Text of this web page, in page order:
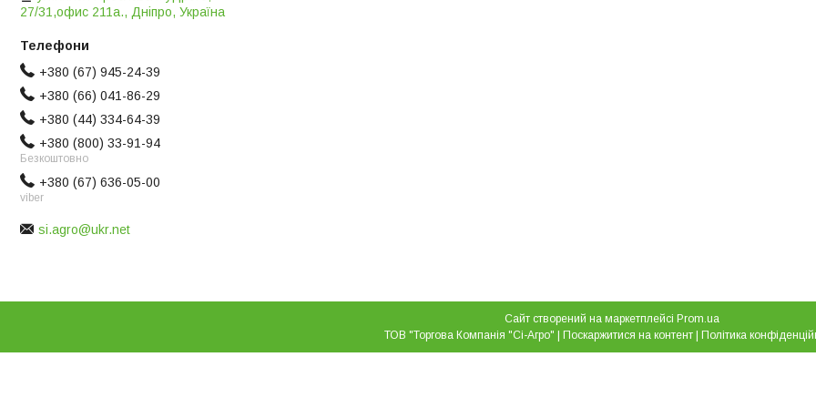
27/31,офис 211а., Дніпро, Україна
+380 (67) 945-24-39
+380 (66) 041-86-29
+380 (44) 334-64-39
+380 (800) 33-91-94
Безкоштовно
+380 (67) 636-05-00
viber
si.agro@ukr.net
Сайт створений на маркетплейсі Prom.ua
ТОВ "Торгова Компанія "Сі-Агро" | Поскаржитися на контент | Політика